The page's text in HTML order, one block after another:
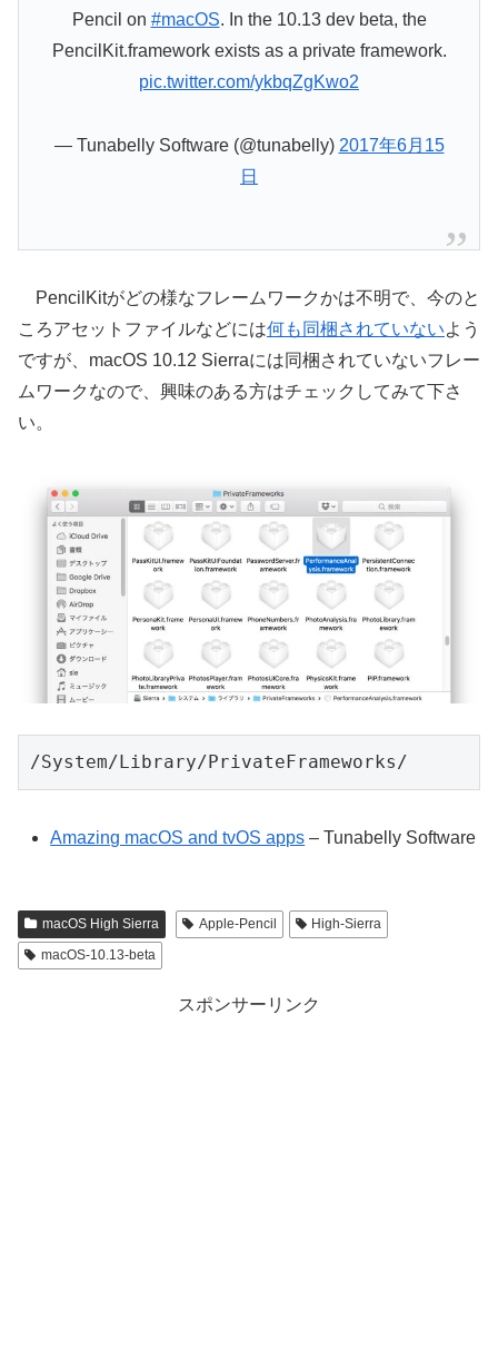
Pencil on #macOS. In the 10.13 dev beta, the
PencilKit.framework exists as a private framework.
pic.twitter.com/ykbqZgKwo2
— Tunabelly Software (@tunabelly) 2017年6月15
日
PencilKitがどの様なフレームワークかは不明で、今のと
ころアセットファイルなどには何も同梱されていないよう
ですが、macOS 10.12 Sierraには同梱されていないフレー
ムワークなので、興味のある方はチェックしてみて下さ
い。
/System/Library/PrivateFrameworks/
Amazing macOS and tvOS apps – Tunabelly Software
macOS High Sierra Apple-Pencil
High-Sierra
macOS-10.13-beta
スポンサーリンク